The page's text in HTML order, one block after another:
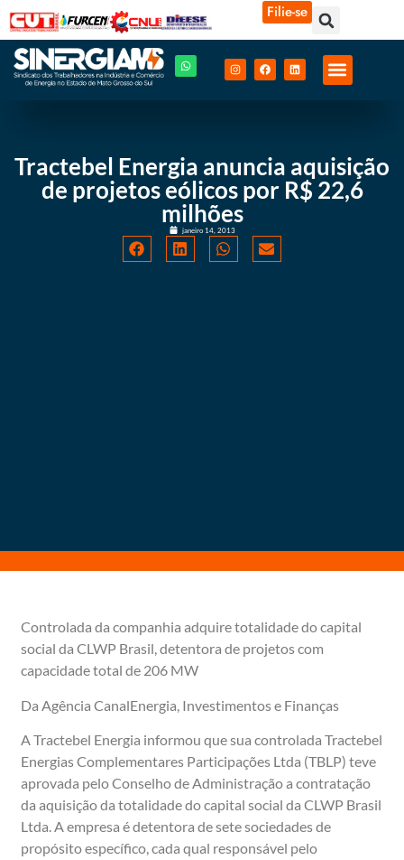
Filie-se
Tractebel Energia anuncia aquisição
de projetos eólicos por R$ 22,6
milhões
janeiro 14, 2013
Controlada da companhia adquire totalidade do capital
social da CLWP Brasil, detentora de projetos com
capacidade total de 206 MW
Da Agência CanalEnergia, Investimentos e Finanças
A Tractebel Energia informou que sua controlada Tractebel
Energias Complementares Participações Ltda (TBLP) teve
aprovada pelo Conselho de Administração a contratação
da aquisição da totalidade do capital social da CLWP Brasil
Ltda. A empresa é detentora de sete sociedades de
propósito específico, cada qual responsável pelo